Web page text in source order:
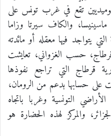
تقع في غرب تونس على
والكاف سيرتا وزاما
يتواجد فيها معقله أو مائدته
حسب الغزواني، تعايشت
قرطاج التي تراجع نفوذها
على حسابها بدعم من الرومان،
التونسية وغربا باتجاه
والمركز لهذه الحضارة هو